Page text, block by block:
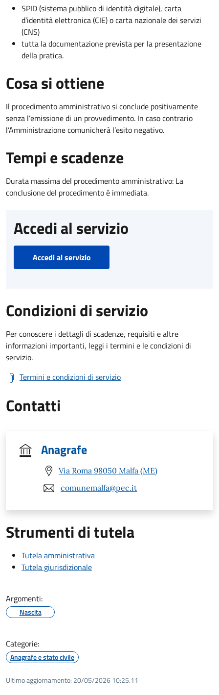
SPID (sistema pubblico di identità digitale), carta
d’identità elettronica (CIE) o carta nazionale dei servizi
(CNS)
tutta la documentazione prevista per la presentazione
della pratica.
Cosa si ottiene
Il procedimento amministrativo si conclude positivamente
senza l’emissione di un provvedimento. In caso contrario
l’Amministrazione comunicherà l’esito negativo.
Tempi e scadenze
Durata massima del procedimento amministrativo: La
conclusione del procedimento è immediata.
Accedi al servizio
Accedi al servizio
Condizioni di servizio
Per conoscere i dettagli di scadenze, requisiti e altre
informazioni importanti, leggi i termini e le condizioni di
servizio.
Termini e condizioni di servizio
Contatti
Anagrafe
Via Roma 98050 Malfa (ME)
comunemalfa@pec.it
Strumenti di tutela
Tutela amministrativa
Tutela giurisdizionale
Argomenti:
Nascita
Categorie:
Anagrafe e stato civile
Ultimo aggiornamento: 20/05/2026 10:25.11